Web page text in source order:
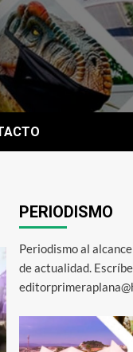
PERIODISMO
Periodismo al
de actualidad.